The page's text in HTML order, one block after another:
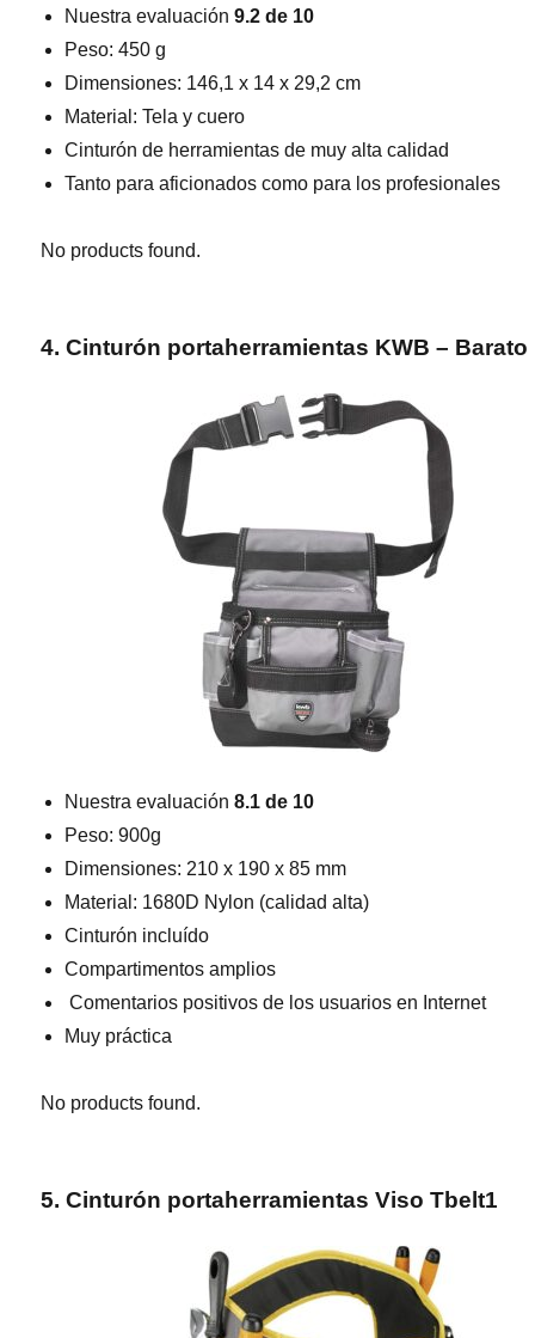
Nuestra evaluación9.2 de 10
Peso: 450 g
Dimensiones: 146,1 x 14 x 29,2 cm
Material: Tela y cuero
Cinturón de herramientas de muy alta calidad
Tanto para aficionados como para los profesionales
No products found.
4. Cinturón portaherramientas KWB – Barato
Nuestra evaluación8.1 de 10
Peso: 900g
Dimensiones: 210 x 190 x 85 mm
Material: 1680D Nylon (calidad alta)
Cinturón incluído
Compartimentos amplios
Comentarios positivos de los usuarios en Internet
Muy práctica
No products found.
5. Cinturón portaherramientas Viso Tbelt1